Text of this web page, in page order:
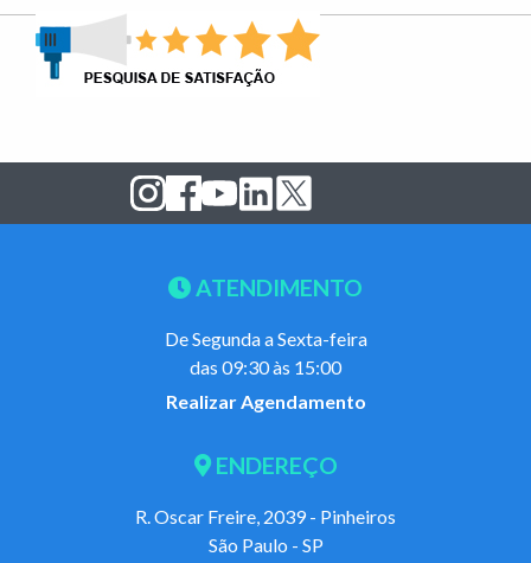
ATENDIMENTO
De Segunda a Sexta-feira
das 09:30 às 15:00
Realizar Agendamento
ENDEREÇO
R. Oscar Freire, 2039 - Pinheiros
São Paulo - SP